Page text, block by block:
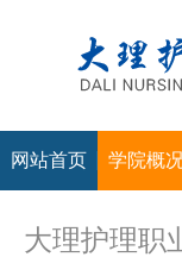
网站首页 学院概
大理护理职